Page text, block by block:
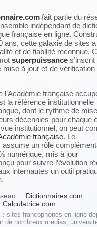
fait partie du
indépendant de
française en ligne.
ans, cette galaxie de sites
et de fiabilité reconnue.
superpuissance
mise à jour et de vérification
l’Académie française
la référence institutionnelle
dont le rythme de
décennies pour chaque
institutionnel, on peut
française. Le-
assume un rôle
numérique, mis à jour
pour suivre l’évolution
internautes un outil
:
Dictionnaires.com
Calculatrice.com
: sites francophones en ligne
de nombreux médias,